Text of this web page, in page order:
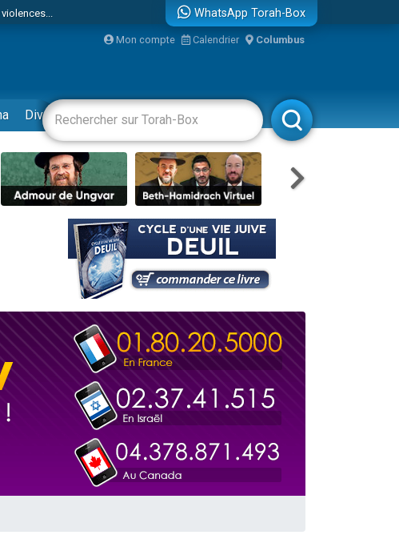
insalubre
WhatsApp Torah-Box
Mon compte Calendrier Columbus
Divertissements Livres Rabbanim